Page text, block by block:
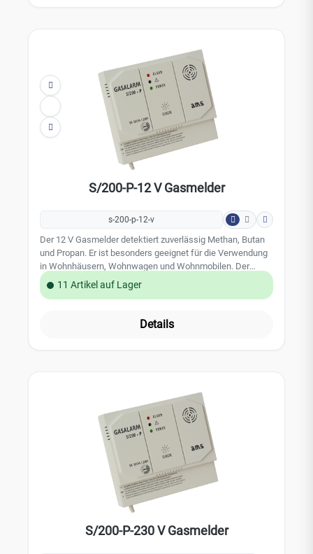
Betriebstemperatur: -10°C bis +40°C Schutzklasse: IP 20 /
DIN 40050 Abmessungen: 115 x 90 x 30 mm -
Ansprechschwellen:Narkosegas: ab ca. 100 ppm
(abhängig vom Narkosegas) Butan (Flüssiggas): ca. 0,4%
in der Raumluft Propan (Flüssiggas): ca. 0,5% in der
S/200-P-12 V Gasmelder
s-200-p-12-v
Der 12 V Gasmelder detektiert zuverlässig Methan, Butan
und Propan. Er ist besonders geeignet für die Verwendung
in Wohnhäusern, Wohnwagen und Wohnmobilen. Der
Gasmelder kann auch an ein Gefahrenmeldesystem oder
eine Alarmanlage angeschlossen werden. Die 12 V
Zum Anschluss externer Signalgeber oder zur Ansteuerung
max.130mA Ansprechschwellen: Methan (Stadtgas,
Erdgas) 0,4000 Vol.% Butan (Flüssiggas) 0,2050 Vol. %;
Propan (Flüssiggas) 0,2400 Vol. % 12 V DC Ausgang,
geschaltet bei Alarm, max. 200 mA Abmessungen: 140 x
125 x 42 mm EN 50194-1:2009 2 Jahre Garantie
11 Artikel auf Lager
Details
S/200-P-230 V Gasmelder